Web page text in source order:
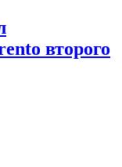
второго